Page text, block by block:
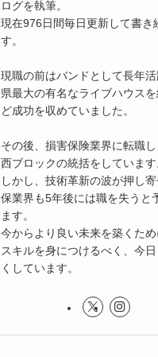
ログを執筆。
現在976日間毎日更新して書き
す。
現職の前はバンドとして長年
県最大の有名なライブハウス
ど成功を収めていました。
その後、損害保険業界に転職
西ブロックの統括をしています
しかし、技術革新の波が押し
保業界も5年後には職を失うと
ます。
今からより良い未来を築くた
スキルを身につけるべく、今
くしています。